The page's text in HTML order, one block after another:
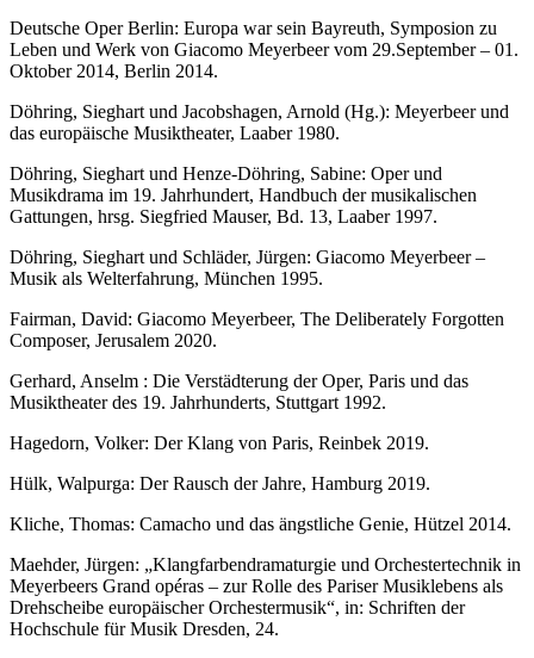
Deutsche Oper Berlin: Europa war sein Bayreuth, Symposion zu
Leben und Werk von Giacomo Meyerbeer vom 29.September – 01.
Oktober 2014, Berlin 2014.
Döhring, Sieghart und Jacobshagen, Arnold (Hg.): Meyerbeer und
das europäische Musiktheater, Laaber 1980.
Döhring, Sieghart und Henze-Döhring, Sabine: Oper und
Musikdrama im 19. Jahrhundert, Handbuch der musikalischen
Gattungen, hrsg. Siegfried Mauser, Bd. 13, Laaber 1997.
Döhring, Sieghart und Schläder, Jürgen: Giacomo Meyerbeer –
Musik als Welterfahrung, München 1995.
Fairman, David: Giacomo Meyerbeer, The Deliberately Forgotten
Composer, Jerusalem 2020.
Gerhard, Anselm : Die Verstädterung der Oper, Paris und das
Musiktheater des 19. Jahrhunderts, Stuttgart 1992.
Hagedorn, Volker: Der Klang von Paris, Reinbek 2019.
Hülk, Walpurga: Der Rausch der Jahre, Hamburg 2019.
Kliche, Thomas: Camacho und das ängstliche Genie, Hützel 2014.
Maehder, Jürgen: „Klangfarbendramaturgie und Orchestertechnik in
Meyerbeers Grand opéras – zur Rolle des Pariser Musiklebens als
Drehscheibe europäischer Orchestermusik“, in: Schriften der
Hochschule für Musik Dresden, 24.